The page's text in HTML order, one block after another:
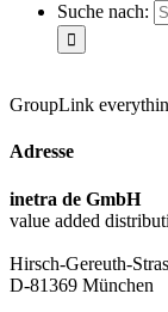
Suche nach:
GroupLink
Adresse
inetra de GmbH
value added
Hirsch-Gereuth-
D-81369 München